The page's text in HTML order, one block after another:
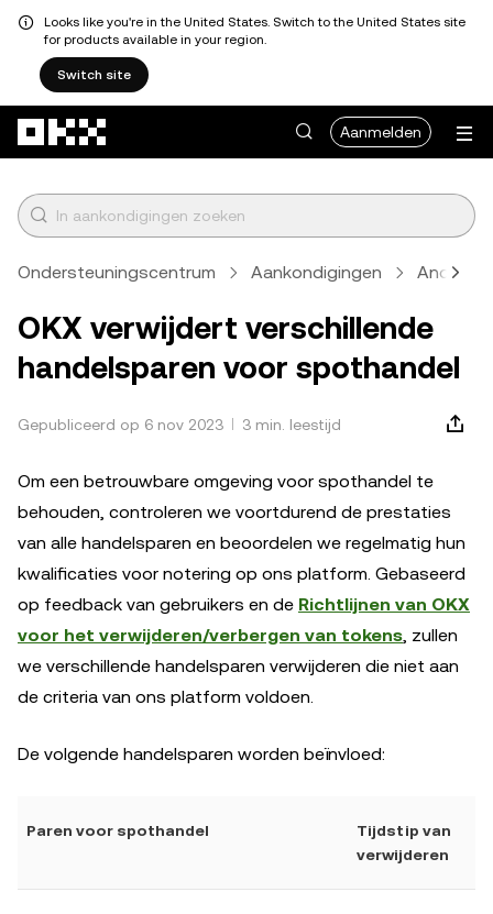
Looks like you're in the United States. Switch to the United States site
for products available in your region.
Switch site
Aanmelden
Ondersteuningscentrum Aankondigingen Anders
OKX verwijdert verschillende
handelsparen voor spothandel
Gepubliceerd op 6 nov 2023 3 min. leestijd
Om een betrouwbare omgeving voor spothandel te
behouden, controleren we voortdurend de prestaties
van alle handelsparen en beoordelen we regelmatig hun
kwalificaties voor notering op ons platform. Gebaseerd
op feedback van gebruikers en de Richtlijnen van OKX
voor het verwijderen/verbergen van tokens, zullen
we verschillende handelsparen verwijderen die niet aan
de criteria van ons platform voldoen.
De volgende handelsparen worden beïnvloed:
Paren voor spothandel
Tijdstip van
verwijderen